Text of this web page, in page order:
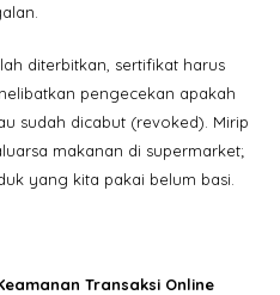
diterbitkan, sertifikat harus
pengecekan apakah
sudah dicabut (revoked). Mirip
makanan di supermarket;
yang kita pakai belum basi.
Transaksi Online